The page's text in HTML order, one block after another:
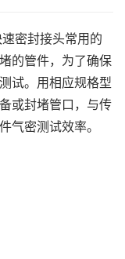
密封接头常用的
的管件，为了确保
试。用相应规格型
或封堵管口，与传
气密测试效率。